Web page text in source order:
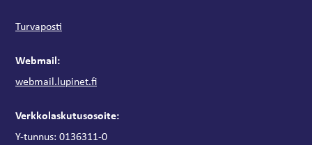
Turvaposti
Webmail:
webmail.lupinet.fi
Verkkolaskutusosoite:
Y-tunnus: 0136311-0